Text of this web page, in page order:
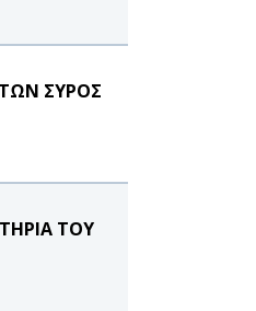
ΣΥΡΟΣ
ΤΟΥ